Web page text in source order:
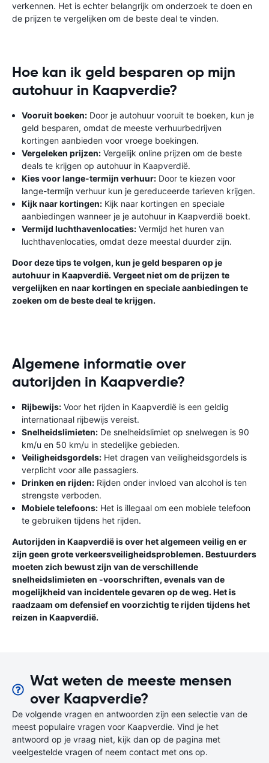
verkennen. Het is echter belangrijk om onderzoek te doen en
de prijzen te vergelijken om de beste deal te vinden.
Hoe kan ik geld besparen op mijn
autohuur in Kaapverdie?
Vooruit boeken: Door je autohuur vooruit te boeken, kun je
geld besparen, omdat de meeste verhuurbedrijven
kortingen aanbieden voor vroege boekingen.
Vergeleken prijzen: Vergelijk online prijzen om de beste
deals te krijgen op autohuur in Kaapverdië.
Kies voor lange-termijn verhuur: Door te kiezen voor
lange-termijn verhuur kun je gereduceerde tarieven krijgen.
Kijk naar kortingen: Kijk naar kortingen en speciale
aanbiedingen wanneer je je autohuur in Kaapverdië boekt.
Vermijd luchthavenlocaties: Vermijd het huren van
luchthavenlocaties, omdat deze meestal duurder zijn.
Door deze tips te volgen, kun je geld besparen op je
autohuur in Kaapverdië. Vergeet niet om de prijzen te
vergelijken en naar kortingen en speciale aanbiedingen te
zoeken om de beste deal te krijgen.
Algemene informatie over
autorijden in Kaapverdie?
Rijbewijs: Voor het rijden in Kaapverdië is een geldig
internationaal rijbewijs vereist.
Snelheidslimieten: De snelheidslimiet op snelwegen is 90
km/u en 50 km/u in stedelijke gebieden.
Veiligheidsgordels: Het dragen van veiligheidsgordels is
verplicht voor alle passagiers.
Drinken en rijden: Rijden onder invloed van alcohol is ten
strengste verboden.
Mobiele telefoons: Het is illegaal om een mobiele telefoon
te gebruiken tijdens het rijden.
Autorijden in Kaapverdië is over het algemeen veilig en er
zijn geen grote verkeersveiligheidsproblemen. Bestuurders
moeten zich bewust zijn van de verschillende
snelheidslimieten en -voorschriften, evenals van de
mogelijkheid van incidentele gevaren op de weg. Het is
raadzaam om defensief en voorzichtig te rijden tijdens het
reizen in Kaapverdië.
Wat weten de meeste mensen
over Kaapverdie?
De volgende vragen en antwoorden zijn een selectie van de
meest populaire vragen voor Kaapverdie. Vind je het
antwoord op je vraag niet, kijk dan op de pagina met
veelgestelde vragen of neem contact met ons op.